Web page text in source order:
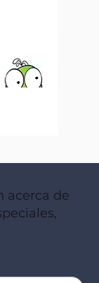
acerca de